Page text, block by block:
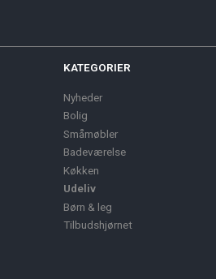
KATEGORIER
Nyheder
Bolig
Småmøbler
Badeværelse
Køkken
Udeliv
Børn & leg
Tilbudshjørnet